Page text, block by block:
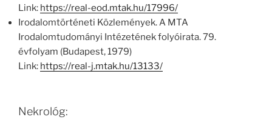
Link: https://real-eod.mtak.hu/17996/
Irodalomtörténeti Közlemények. A MTA
Irodalomtudományi Intézetének folyóirata. 79.
évfolyam (Budapest, 1979)
Link: https://real-j.mtak.hu/13133/
Nekrológ: